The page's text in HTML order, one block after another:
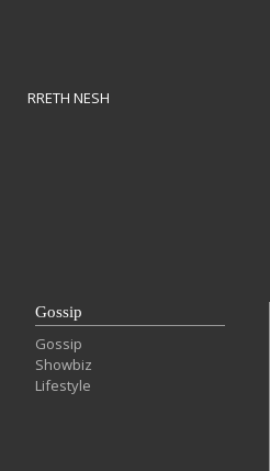
RRETH NESH
Gossip
Gossip
Showbiz
Lifestyle